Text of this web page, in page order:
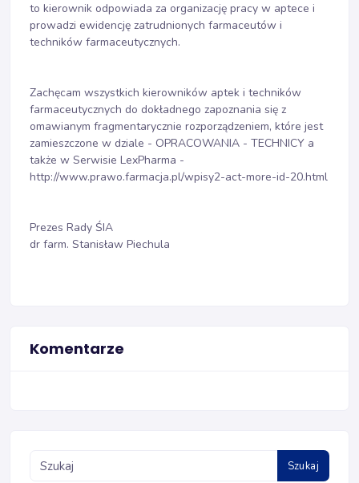
to kierownik odpowiada za organizację pracy w aptece i
prowadzi ewidencję zatrudnionych farmaceutów i
techników farmaceutycznych.
Zachęcam wszystkich kierowników aptek i techników
farmaceutycznych do dokładnego zapoznania się z
omawianym fragmentarycznie rozporządzeniem, które jest
zamieszczone w dziale - OPRACOWANIA - TECHNICY a
także w Serwisie LexPharma -
http://www.prawo.farmacja.pl/wpisy2-act-more-id-20.html
Prezes Rady ŚIA
dr farm. Stanisław Piechula
Komentarze
Szukaj